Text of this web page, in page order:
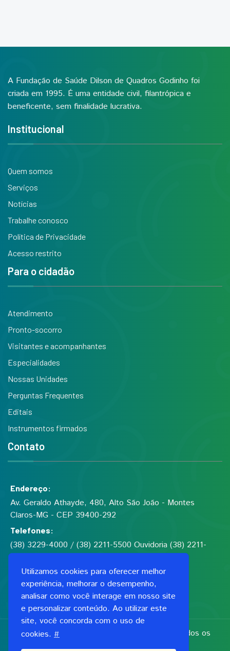
Utilizamos cookies para oferecer melhor
experiência, melhorar o desempenho,
analisar como você interage em nosso site
e personalizar conteúdo. Ao utilizar este
site, você concorda com o uso de
cookies. #
A Fundação de Saúde Dilson de Quadros Godinho foi
criada em 1995. É uma entidade civil, filantrópica e
beneficente, sem finalidade lucrativa.
Institucional
Quem somos
Serviços
Notícias
Trabalhe conosco
Política de Privacidade
Acesso restrito
Para o cidadão
Atendimento
Pronto-socorro
Visitantes e acompanhantes
Especialidades
Nossas Unidades
Perguntas Frequentes
Editais
Instrumentos firmados
Contato
Endereço:
Av. Geraldo Athayde, 480, Alto São João - Montes
Claros-MG - CEP 39400-292
Telefones:
(38) 3229-4000 / (38) 2211-5500 Ouvidoria (38) 2211-
5555
Fundação de Saúde Dilson de Quadros Godinho
CNPJ: 00.991.591/0001-06
Copyright 2026, Fundação Dilson Godinho. Todos os
direitos reservados